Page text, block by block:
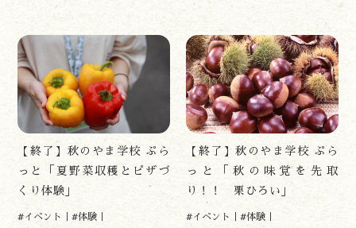
【終了】秋のやま学校 ぷら
っと「夏野菜収穫とピザづ
くり体験」
#イベント
#体験
【終了】秋のやま学校 ぷら
っと「秋の味覚を先取
り！！ 栗ひろい」
#イベント
#体験
神楽情報
森の風の記憶
アクセス
お問い合わせ
諸塚村観光協会について
プライバシーポリシー
諸塚村観光協会
宮崎県東臼杵郡諸塚村家代3068しいたけの館21内